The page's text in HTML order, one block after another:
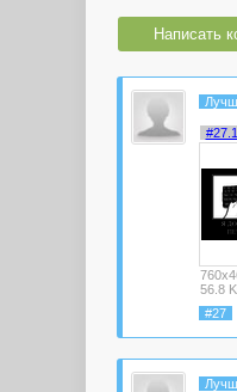
Написать
#27.1
56.8
#27